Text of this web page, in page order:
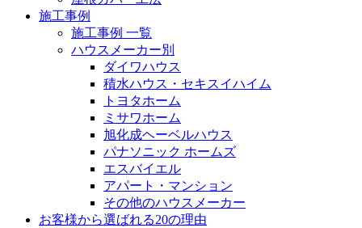
施工事例
施工事例 一覧
ハウスメーカー別
ダイワハウス
積水ハウス・セキスイハイム
トヨタホーム
ミサワホーム
旭化成ヘーベルハウス
パナソニック ホームズ
エスバイエル
アパート・マンション
その他のハウスメーカー
お客様から選ばれる20の理由